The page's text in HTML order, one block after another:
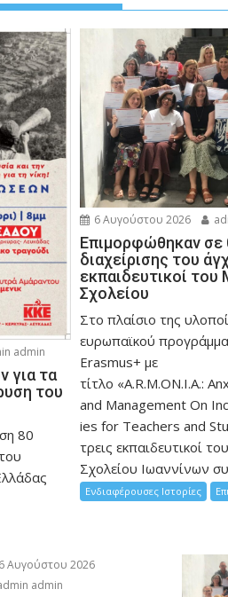
admin
για τα
του
80
6 Αυγούστου 2026
Eπιμορφώθηκαν σε
διαχείρισης του
εκπαιδευτικοί του
Σχολείου
Στο πλαίσιο της
ευρωπαϊκού
Erasmus+ με
τίτλο «A.R.M.ON.I.A.:
and Management On
ies for Teachers and
τρεις εκπαιδευτικοί
Σχολείου Ιωαννίνων
Ενδιαφέρουσες Ιστορίες
6 Αυγούστου 2026
admin